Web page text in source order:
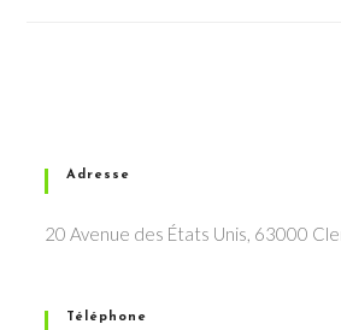
Adresse
20 Avenue des États Unis, 63000
Téléphone